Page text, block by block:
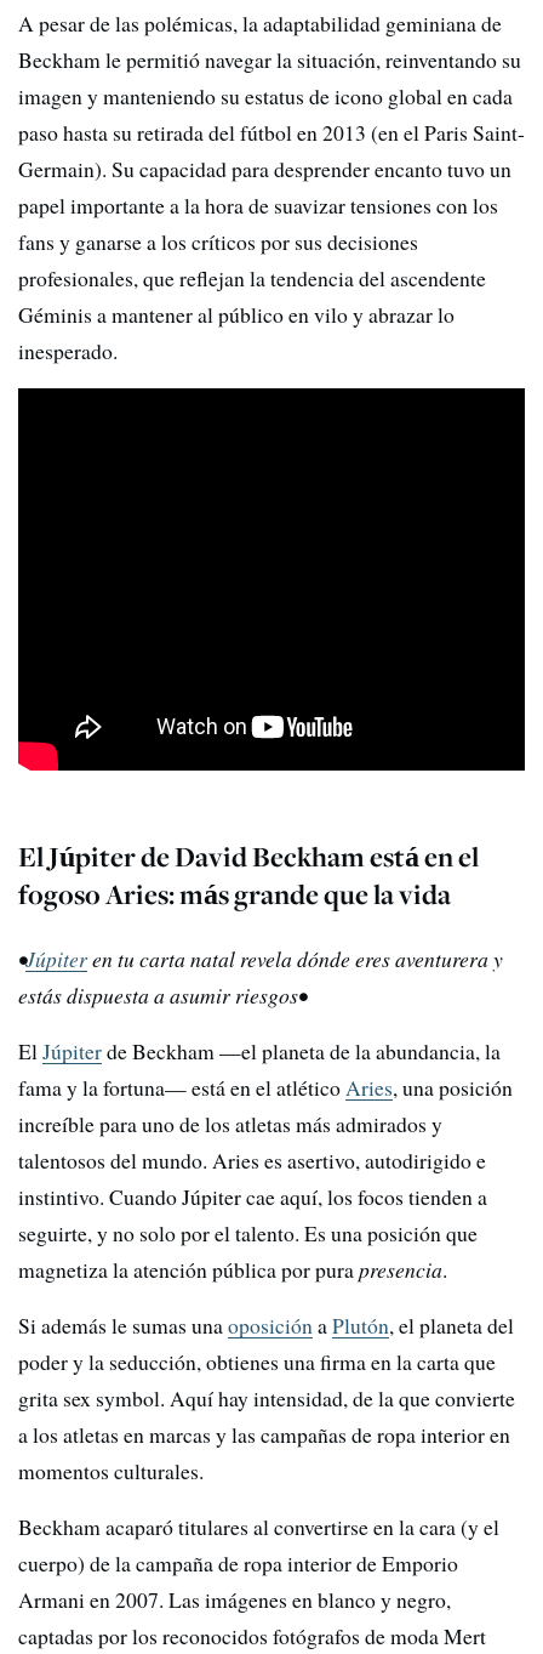
A pesar de las polémicas, la adaptabilidad geminiana de
Beckham le permitió navegar la situación, reinventando su
imagen y manteniendo su estatus de icono global en cada
paso hasta su retirada del fútbol en 2013 (en el Paris Saint-
Germain). Su capacidad para desprender encanto tuvo un
papel importante a la hora de suavizar tensiones con los
fans y ganarse a los críticos por sus decisiones
profesionales, que reflejan la tendencia del ascendente
Géminis a mantener al público en vilo y abrazar lo
inesperado.​
El Júpiter de David Beckham está en el
fogoso Aries: más grande que la vida
•Júpiteren tu carta natal revela dónde eres aventurera y
estás dispuesta a asumir riesgos•
El Júpiterde Beckham —el planeta de la abundancia, la
fama y la fortuna— está en el atlético Aries, una posición
increíble para uno de los atletas más admirados y
talentosos del mundo. Aries es asertivo, autodirigido e
instintivo. Cuando Júpiter cae aquí, los focos tienden a
seguirte, y no solo por el talento. Es una posición que
magnetiza la atención pública por purapresencia.
Si además le sumas unaoposición aPlutón, el planeta del
poder y la seducción, obtienes una firma en la carta que
grita sex symbol. Aquí hay intensidad, de la que convierte
a los atletas en marcas y las campañas de ropa interior en
momentos culturales.
Beckham acaparó titulares al convertirse en la cara (y el
cuerpo) de la campaña de ropa interior de Emporio
Armani en 2007. Las imágenes en blanco y negro,
captadas por los reconocidos fotógrafos de moda Mert